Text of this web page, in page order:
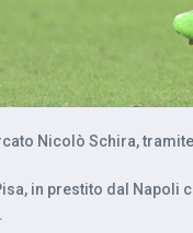
Nicolò Schira,
in prestito dal